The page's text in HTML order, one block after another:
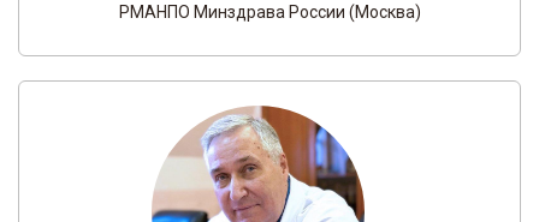
РМАНПО Минздрава России (Москва)